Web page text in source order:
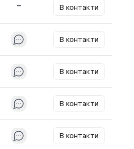
– В контакти
В контакти
В контакти
В контакти
В контакти